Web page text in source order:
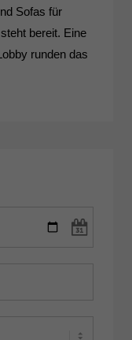
Sofas für
bereit. Eine
runden das